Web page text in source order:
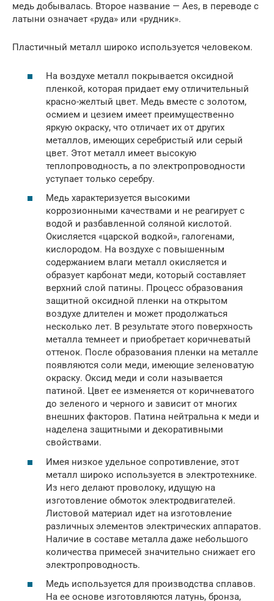
медь добывалась. Второе название — Aes, в переводе с
латыни означает «руда» или «рудник».
Пластичный металл широко используется человеком.
На воздухе металл покрывается оксидной
пленкой, которая придает ему отличительный
красно-желтый цвет. Медь вместе с золотом,
осмием и цезием имеет преимущественно
яркую окраску, что отличает их от других
металлов, имеющих серебристый или серый
цвет. Этот металл имеет высокую
теплопроводность, а по электропроводности
уступает только серебру.
Медь характеризуется высокими
коррозионными качествами и не реагирует с
водой и разбавленной соляной кислотой.
Окисляется «царской водкой», галогенами,
кислородом. На воздухе с повышенным
содержанием влаги металл окисляется и
образует карбонат меди, который составляет
верхний слой патины. Процесс образования
защитной оксидной пленки на открытом
воздухе длителен и может продолжаться
несколько лет. В результате этого поверхность
металла темнеет и приобретает коричневатый
оттенок. После образования пленки на металле
появляются соли меди, имеющие зеленоватую
окраску. Оксид меди и соли называется
патиной. Цвет ее изменяется от коричневатого
до зеленого и черного и зависит от многих
внешних факторов. Патина нейтральна к меди и
наделена защитными и декоративными
свойствами.
Имея низкое удельное сопротивление, этот
металл широко используется в электротехнике.
Из него делают проволоку, идущую на
изготовление обмоток электродвигателей.
Листовой материал идет на изготовление
различных элементов электрических аппаратов.
Наличие в составе металла даже небольшого
количества примесей значительно снижает его
электропроводность.
Медь используется для производства сплавов.
На ее основе изготовляются латунь, бронза,